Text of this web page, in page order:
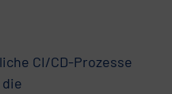
CI/CD-Prozesse